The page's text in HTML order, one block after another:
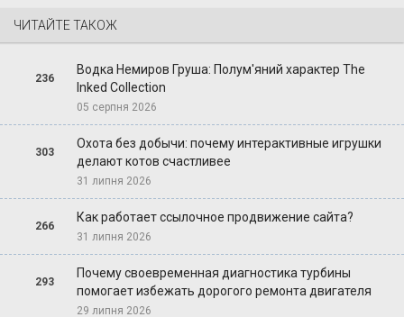
ЧИТАЙТЕ ТАКОЖ
236
Водка Немиров Груша: Полум'яний характер The
Inked Collection
05 серпня 2026
303
Охота без добычи: почему интерактивные игрушки
делают котов счастливее
31 липня 2026
266
Как работает ссылочное продвижение сайта?
31 липня 2026
293
Почему своевременная диагностика турбины
помогает избежать дорогого ремонта двигателя
29 липня 2026